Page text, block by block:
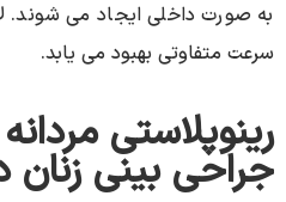
به صورت داخلی ایجاد می شوند.
سرعت متفاوتی بهبود می یابد.
رینوپلاستی
جراحی بینی زنان